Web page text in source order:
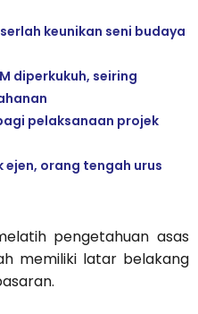
keunikan seni budaya
diperkukuh, seiring
pelaksanaan projek
ejen, orang tengah urus
pengetahuan asas
memiliki latar belakang